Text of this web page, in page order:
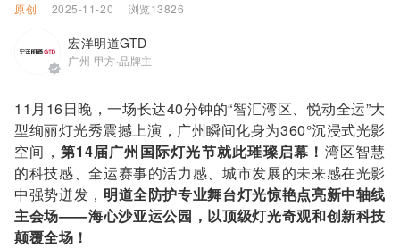
原创 2025-11-20 浏览13826
宏洋明道GTD
广州 甲方·品牌主
11月16日晚，一场长达40分钟的“智汇湾区、悦动全运”大
型绚丽灯光秀震撼上演，广州瞬间化身为360°沉浸式光影
空间， 第14届广州国际灯光节就此璀璨启幕！ 湾区智慧
的科技感、全运赛事的活力感、城市发展的未来感在光影
中强势迸发， 明道全防护专业舞台灯光惊艳点亮新中轴线
主会场——海心沙亚运公园，以顶级灯光奇观和创新科技
颠覆全场！